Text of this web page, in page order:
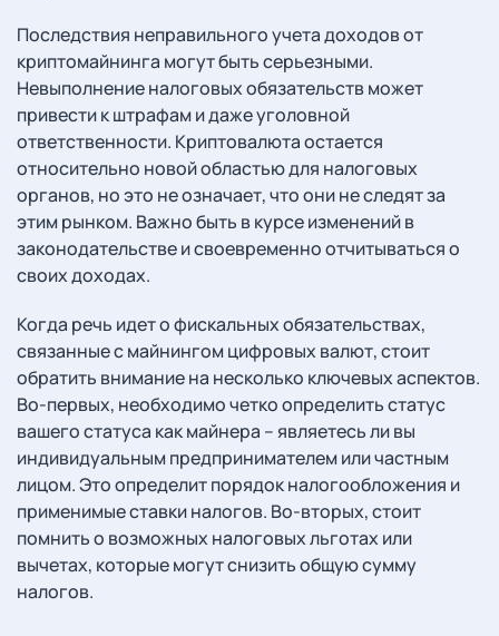
Последствия неправильного учета доходов от
криптомайнинга могут быть серьезными.
Невыполнение налоговых обязательств может
привести к штрафам и даже уголовной
ответственности. Криптовалюта остается
относительно новой областью для налоговых
органов, но это не означает, что они не следят за
этим рынком. Важно быть в курсе изменений в
законодательстве и своевременно отчитываться о
своих доходах.
Когда речь идет о фискальных обязательствах,
связанные с майнингом цифровых валют, стоит
обратить внимание на несколько ключевых аспектов.
Во-первых, необходимо четко определить статус
вашего статуса как майнера – являетесь ли вы
индивидуальным предпринимателем или частным
лицом. Это определит порядок налогообложения и
применимые ставки налогов. Во-вторых, стоит
помнить о возможных налоговых льготах или
вычетах, которые могут снизить общую сумму
налогов.